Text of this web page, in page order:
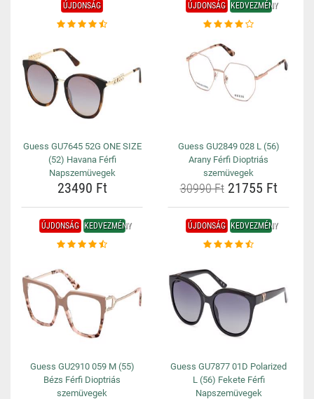
ÚJDONSÁG
Guess GU7645 52G ONE SIZE
(52) Havana Férfi
Napszemüvegek
23490 Ft
ÚJDONSÁG KEDVEZMÉNY
Guess GU2849 028 L (56)
Arany Férfi Dioptriás
szemüvegek
30990 Ft21755 Ft
ÚJDONSÁG KEDVEZMÉNY
Guess GU2910 059 M (55)
Bézs Férfi Dioptriás
szemüvegek
ÚJDONSÁG KEDVEZMÉNY
Guess GU7877 01D Polarized
L (56) Fekete Férfi
Napszemüvegek